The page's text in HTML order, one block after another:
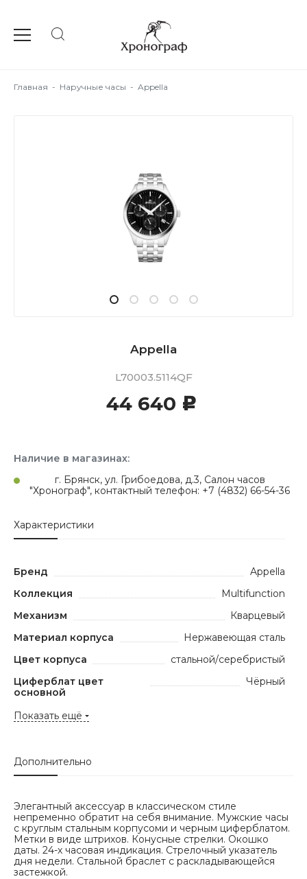
Главная - Наручные часы - Appella
Appella
L70003.5114QF
44 640 c
Наличие в магазинах:
г. Брянск, ул. Грибоедова, д.3, Салон часов
"Хронограф", контактный телефон: +7 (4832) 66-54-36
Характеристики
Бренд
Appella
Коллекция
Multifunction
Механизм
Кварцевый
Материал корпуса
Нержавеющая сталь
Цвет корпуса
стальной/серебристый
Циферблат цвет
основной
Чёрный
Показать ещё
Дополнительно
Элегантный аксессуар в классическом стиле
непременно обратит на себя внимание. Мужские часы
с круглым стальным корпусоми и черным циферблатом.
Метки в виде штрихов. Конусные стрелки. Окошко
даты. 24-х часовая индикация. Стрелочный указатель
дня недели. Стальной браслет с раскладывающейся
застежкой.